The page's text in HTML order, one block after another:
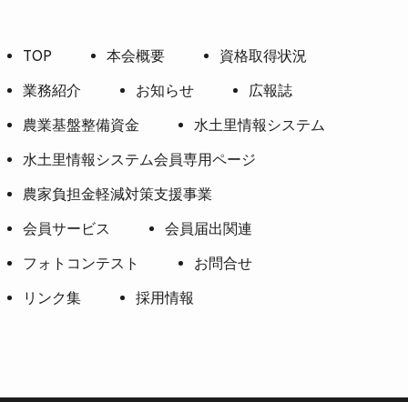
TOP 本会概要
資格取得状況
業務紹介
お知らせ
広報誌
農業基盤整備資金
水土里情報システム
水土里情報システム会員専用ページ
農家負担金軽減対策支援事業
会員サービス
会員届出関連
フォトコンテスト
お問合せ
リンク集
採用情報